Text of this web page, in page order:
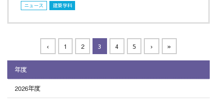
ニュース 建築学科
‹ 1 2 3 4 5 › »
年度
2026年度